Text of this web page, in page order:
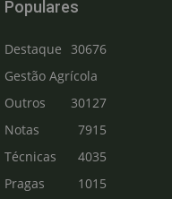
Populares
Destaque
30676
Gestão Agrícola
30127
Outros
7915
Notas
Técnicas
4035
Pragas
1015